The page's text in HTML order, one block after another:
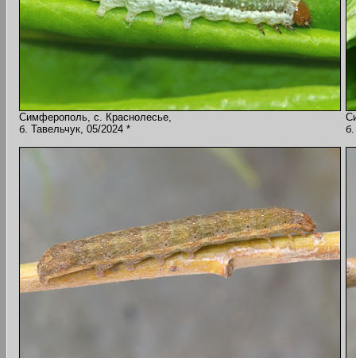
Симферополь, с. Краснолесье,
б. Тавельчук, 05/2024 *
б.